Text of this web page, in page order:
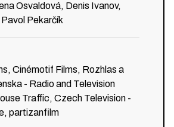
Osvaldová, Denis Ivanov,
Pekarčík
Cinémotif Films, Rozhlas a
- Radio and Television
Traffic, Czech Television -
partizanfilm